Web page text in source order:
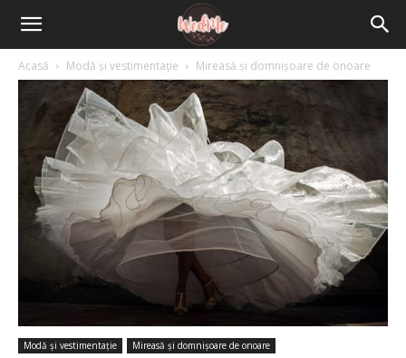
Acasă Modă și vestimentație Mireasă și domnișoare de onoare
Modă și vestimentație Mireasă și domnișoare de onoare